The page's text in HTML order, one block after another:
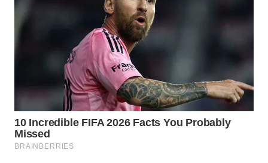
SUBANG
PURWAKARTA
WN